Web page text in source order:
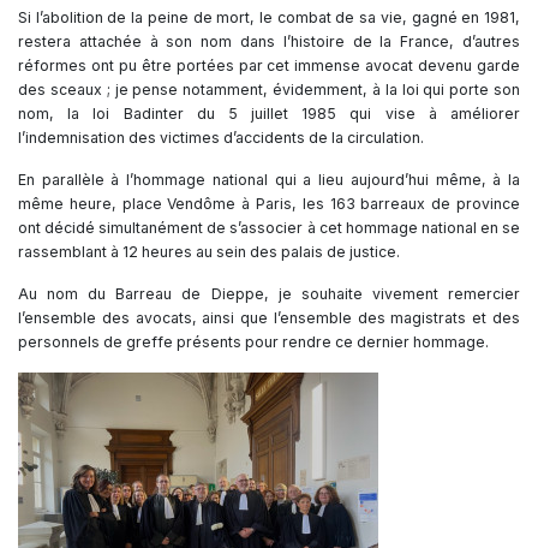
Si l’abolition de la peine de mort, le combat de sa vie, gagné en 1981,
restera attachée à son nom dans l’histoire de la France, d’autres
réformes ont pu être portées par cet immense avocat devenu garde
des sceaux ; je pense notamment, évidemment, à la loi qui porte son
nom, la loi Badinter du 5 juillet 1985 qui vise à améliorer
l’indemnisation des victimes d’accidents de la circulation.
En parallèle à l’hommage national qui a lieu aujourd’hui même, à la
même heure, place Vendôme à Paris, les 163 barreaux de province
ont décidé simultanément de s’associer à cet hommage national en se
rassemblant à 12 heures au sein des palais de justice.
Au nom du Barreau de Dieppe, je souhaite vivement remercier
l’ensemble des avocats, ainsi que l’ensemble des magistrats et des
personnels de greffe présents pour rendre ce dernier hommage.